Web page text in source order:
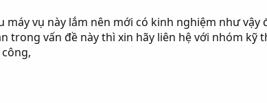
vụ này lắm nên mới có kinh nghiệm như vậy
trong vấn đề này thì xin hãy liên hệ với nhóm kỹ